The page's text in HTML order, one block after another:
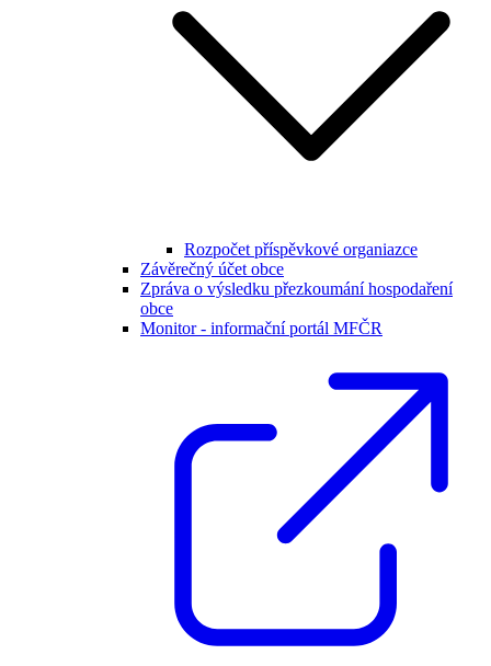
Rozpočet příspěvkové organiazce
Závěrečný účet obce
Zpráva o výsledku přezkoumání hospodaření
obce
Monitor - informační portál MFČR